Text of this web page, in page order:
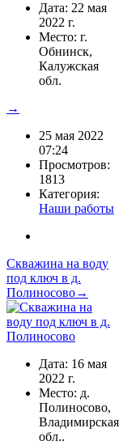
Дата: 22 мая
2022 г.
Место: г.
Обнинск,
Калужская
обл.
→
25 мая 2022
07:24
Просмотров:
1813
Категория:
Наши работы
Скважина на воду
под ключ в д.
Полиносово→
Дата: 16 мая
2022 г.
Место: д.
Полиносово,
Владимирская
обл..